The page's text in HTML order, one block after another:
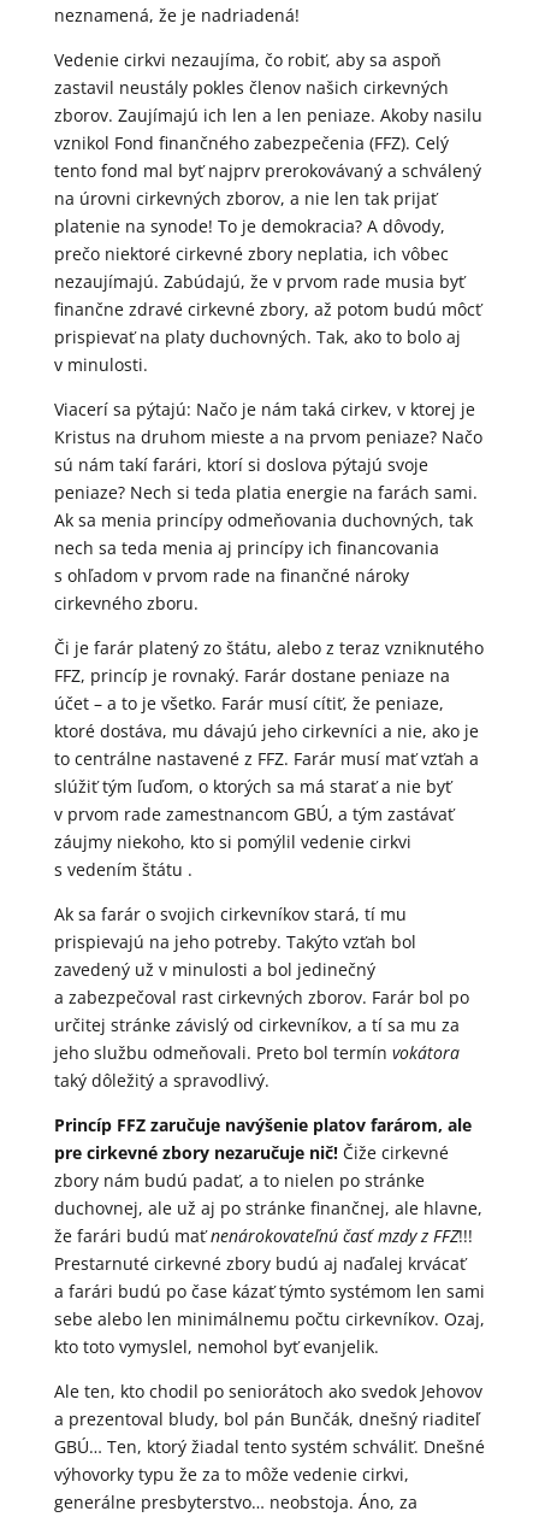
neznamená, že je nadriadená!
Vedenie cirkvi nezaujíma, čo robiť, aby sa aspoň
zastavil neustály pokles členov našich cirkevných
zborov. Zaujímajú ich len a len peniaze. Akoby nasilu
vznikol Fond finančného zabezpečenia (FFZ). Celý
tento fond mal byť najprv prerokovávaný a schválený
na úrovni cirkevných zborov, a nie len tak prijať
platenie na synode! To je demokracia? A dôvody,
prečo niektoré cirkevné zbory neplatia, ich vôbec
nezaujímajú. Zabúdajú, že v prvom rade musia byť
finančne zdravé cirkevné zbory, až potom budú môcť
prispievať na platy duchovných. Tak, ako to bolo aj
v minulosti.
Viacerí sa pýtajú: Načo je nám taká cirkev, v ktorej je
Kristus na druhom mieste a na prvom peniaze? Načo
sú nám takí farári, ktorí si doslova pýtajú svoje
peniaze? Nech si teda platia energie na farách sami.
Ak sa menia princípy odmeňovania duchovných, tak
nech sa teda menia aj princípy ich financovania
s ohľadom v prvom rade na finančné nároky
cirkevného zboru.
Či je farár platený zo štátu, alebo z teraz vzniknutého
FFZ, princíp je rovnaký. Farár dostane peniaze na
účet – a to je všetko. Farár musí cítiť, že peniaze,
ktoré dostáva, mu dávajú jeho cirkevníci a nie, ako je
to centrálne nastavené z FFZ. Farár musí mať vzťah a
slúžiť tým ľuďom, o ktorých sa má starať a nie byť
v prvom rade zamestnancom GBÚ, a tým zastávať
záujmy niekoho, kto si pomýlil vedenie cirkvi
s vedením štátu .
Ak sa farár o svojich cirkevníkov stará, tí mu
prispievajú na jeho potreby. Takýto vzťah bol
zavedený už v minulosti a bol jedinečný
a zabezpečoval rast cirkevných zborov. Farár bol po
určitej stránke závislý od cirkevníkov, a tí sa mu za
jeho službu odmeňovali. Preto bol termín vokátora
taký dôležitý a spravodlivý.
Princíp FFZ zaručuje navýšenie platov farárom, ale
pre cirkevné zbory nezaručuje nič!Čiže cirkevné
zbory nám budú padať, a to nielen po stránke
duchovnej, ale už aj po stránke finančnej, ale hlavne,
že farári budú maťnenárokovateľnú časť mzdy z FFZ!!!
Prestarnuté cirkevné zbory budú aj naďalej krvácať
a farári budú po čase kázať týmto systémom len sami
sebe alebo len minimálnemu počtu cirkevníkov. Ozaj,
kto toto vymyslel, nemohol byť evanjelik.
Ale ten, kto chodil po seniorátoch ako svedok Jehovov
a prezentoval bludy, bol pán Bunčák, dnešný riaditeľ
GBÚ… Ten, ktorý žiadal tento systém schváliť. Dnešné
výhovorky typu že za to môže vedenie cirkvi,
generálne presbyterstvo… neobstoja. Áno, za